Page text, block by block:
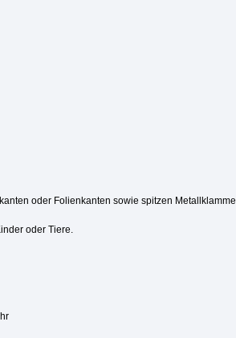
oder Folienkanten sowie spitzen
oder Tiere.